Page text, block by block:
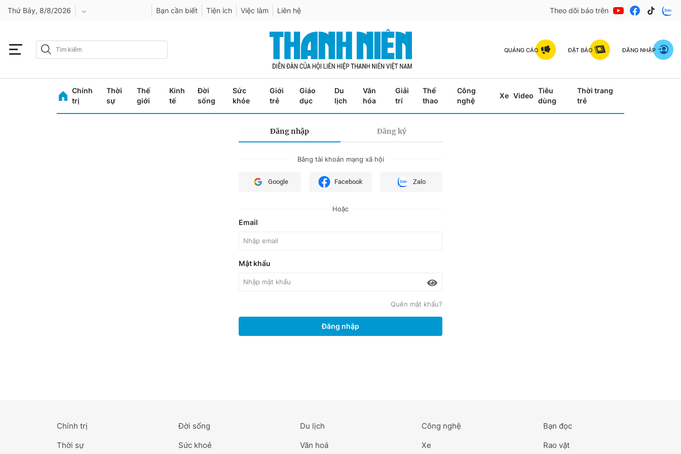
Thứ Bảy, 8/8/2026
Bình Phước
Đắk Lắk
Bạn cần biết Tiện ích Việc làm Liên hệ Theo dõi báo trên
QUẢNG CÁO ĐẶT BÁO ĐĂNG NHẬP
Chính
trị
Thời
sự
Thế
giới
Kinh
tế
Đời
sống
Sức
khỏe
Giới
trẻ
Giáo
dục
Du
lịch
Văn
hóa
Giải
trí
Thể
thao
Công
nghệ
Xe Video
Tiêu
dùng
Thời trang
trẻ
Đăng nhập Đăng ký
Bằng tài khoản mạng xã hội
Google Facebook Zalo
Hoặc
Email
Mật khẩu
Quên mật khẩu?
Đăng nhập
Chính trị
Thời sự
Đời sống
Sức khoẻ
Du lịch
Văn hoá
Công nghệ
Xe
Bạn đọc
Rao vặt